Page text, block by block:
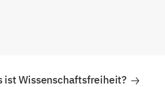
ist Wissenschaftsfreiheit?